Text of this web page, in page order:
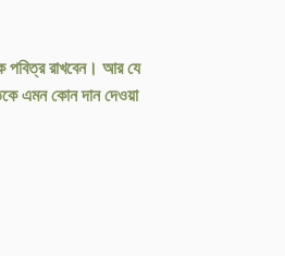
পবিত্র রাখবেন। আর যে
এমন কোন দান দেওয়া